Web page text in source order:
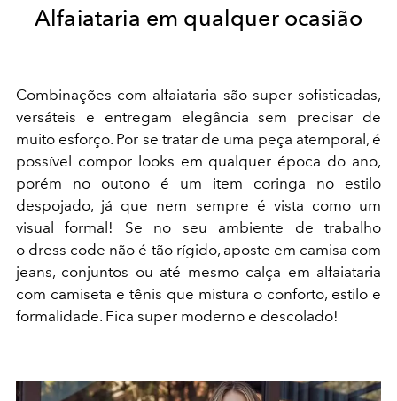
Alfaiataria em qualquer ocasião
Combinações com alfaiataria são super sofisticadas,
versáteis e entregam elegância sem precisar de
muito esforço. Por se tratar de uma peça atemporal, é
possível compor looks em qualquer época do ano,
porém no outono é um item coringa no estilo
despojado, já que nem sempre é vista como um
visual formal! Se no seu ambiente de trabalho
o dress code não é tão rígido, aposte em camisa com
jeans, conjuntos ou até mesmo calça em alfaiataria
com camiseta e tênis que mistura o conforto, estilo e
formalidade. Fica super moderno e descolado!